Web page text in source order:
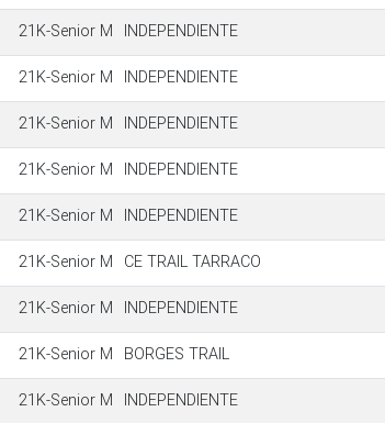
21K-Senior M INDEPENDIENTE
21K-Senior M INDEPENDIENTE
21K-Senior M INDEPENDIENTE
21K-Senior M INDEPENDIENTE
21K-Senior M INDEPENDIENTE
21K-Senior M CE TRAIL TARRACO
21K-Senior M INDEPENDIENTE
21K-Senior M BORGES TRAIL
21K-Senior M INDEPENDIENTE